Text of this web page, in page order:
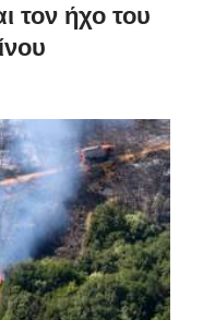
τον ήχο του